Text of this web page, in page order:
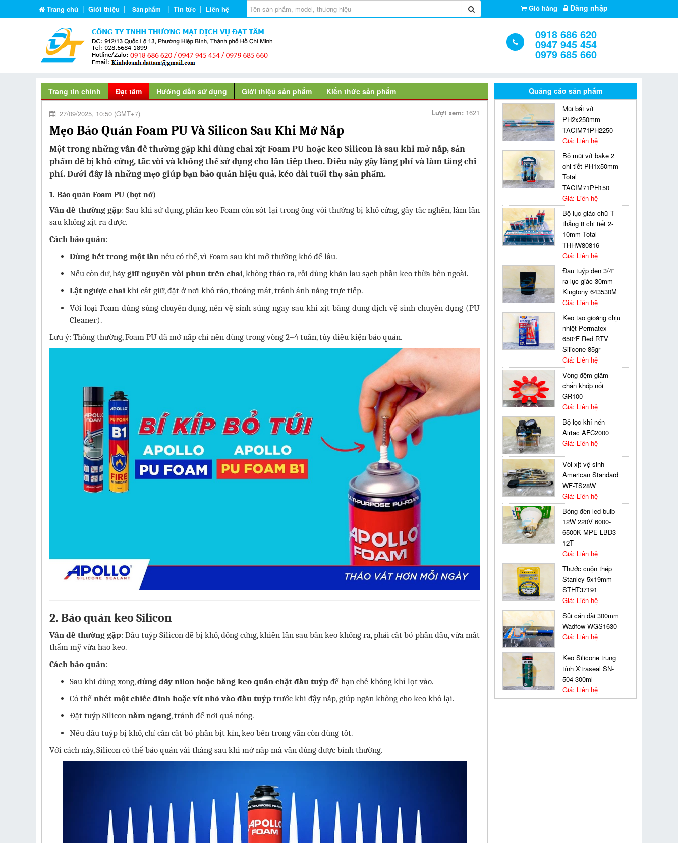
Trang chủ | Giới thiệu | Sản phẩm | Tin tức | Liên hệ Giỏ hàng Đăng nhập
0918 686 620
0947 945 454
0979 685 660
Trang tin chính Đạt tâm Hướng dẫn sử dụng Giới thiệu sản phẩm Kiến thức sản phẩm
27/09/2025, 10:50 (GMT+7) Lượt xem: 1621
Mẹo Bảo Quản Foam PU Và Silicon Sau Khi Mở Nắp
Một trong những vấn đề thường gặp khi dùng chai xịt Foam PU hoặc keo Silicon là sau khi mở nắp, sản
phẩm dễ bị khô cứng, tắc vòi và không thể sử dụng cho lần tiếp theo. Điều này gây lãng phí và làm tăng chi
phí. Dưới đây là những mẹo giúp bạn bảo quản hiệu quả, kéo dài tuổi thọ sản phẩm.
1. Bảo quản Foam PU (bọt nở)
Vấn đề thường gặp: Sau khi sử dụng, phần keo Foam còn sót lại trong ống vòi thường bị khô cứng, gây tắc nghẽn, làm lần
sau không xịt ra được.
Cách bảo quản:
Dùng hết trong một lần nếu có thể, vì Foam sau khi mở thường khó để lâu.
Nếu còn dư, hãygiữ nguyên vòi phun trên chai, không tháo ra, rồi dùng khăn lau sạch phần keo thừa bên ngoài.
Lật ngược chai khi cất giữ, đặt ở nơi khô ráo, thoáng mát, tránh ánh nắng trực tiếp.
Với loại Foam dùng súng chuyên dụng, nên vệ sinh súng ngay sau khi xịt bằng dung dịch vệ sinh chuyên dụng (PU
Cleaner).
Lưu ý: Thông thường, Foam PU đã mở nắp chỉ nên dùng trong vòng 2–4 tuần, tùy điều kiện bảo quản.
2. Bảo quản keo Silicon
Vấn đề thường gặp: Đầu tuýp Silicon dễ bị khô, đông cứng, khiến lần sau bắn keo không ra, phải cắt bỏ phần đầu, vừa mất
thẩm mỹ vừa hao keo.
Cách bảo quản:
Sau khi dùng xong,dùng dây nilon hoặc băng keo quấn chặt đầu tuýp để hạn chế không khí lọt vào.
Có thể nhét một chiếc đinh hoặc vít nhỏ vào đầu tuýp trước khi đậy nắp, giúp ngăn không cho keo khô lại.
Đặt tuýp Silicon nằm ngang, tránh để nơi quá nóng.
Nếu đầu tuýp bị khô, chỉ cần cắt bỏ phần bịt kín, keo bên trong vẫn còn dùng tốt.
Với cách này, Silicon có thể bảo quản vài tháng sau khi mở nắp mà vẫn dùng được bình thường.
Quảng cáo sản phẩm
Mũi bắt vít
PH2x250mm
TACIM71PH2250
Giá: Liên hệ
Bộ mũi vít bake 2
chi tiết PH1x50mm
Total
TACIM71PH150
Giá: Liên hệ
Bộ lục giác chữ T
thẳng 8 chi tiết 2-
10mm Total
THHW80816
Giá: Liên hệ
Đầu tuýp đen 3/4''
ra lục giác 30mm
Kingtony 643530M
Giá: Liên hệ
Keo tạo gioăng chịu
nhiệt Permatex
650°F Red RTV
Silicone 85gr
Giá: Liên hệ
Vòng đệm giảm
chấn khớp nối
GR100
Giá: Liên hệ
Bộ lọc khí nén
Airtac AFC2000
Giá: Liên hệ
Vòi xịt vệ sinh
American Standard
WF-TS28W
Giá: Liên hệ
Bóng đèn led bulb
12W 220V 6000-
6500K MPE LBD3-
12T
Giá: Liên hệ
Thước cuộn thép
Stanley 5x19mm
STHT37191
Giá: Liên hệ
Sủi cán dài 300mm
Wadfow WGS1630
Giá: Liên hệ
Keo Silicone trung
tính X'traseal SN-
504 300ml
Giá: Liên hệ